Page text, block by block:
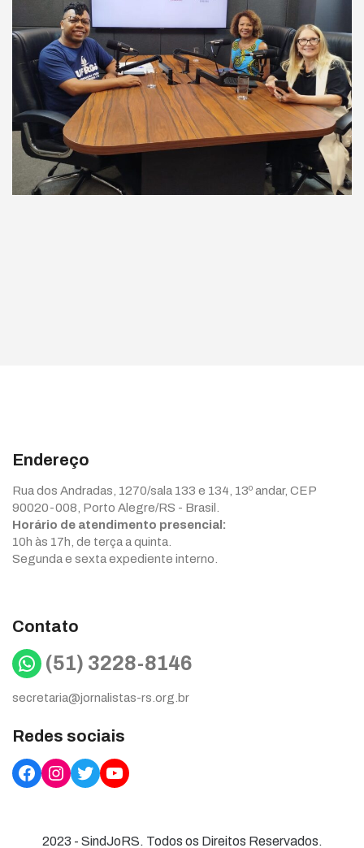
Endereço
Rua dos Andradas, 1270/sala 133 e 134, 13º andar, CEP
90020-008, Porto Alegre/RS - Brasil.
Horário de atendimento presencial:
10h às 17h, de terça a quinta.
Segunda e sexta expediente interno.
Contato
WhatsApp
(51) 3228-8146
secretaria@jornalistas-rs.org.br
Redes sociais
Facebook
Instagram
TwitterYouTube
2023 - SindJoRS. Todos os Direitos Reservados.